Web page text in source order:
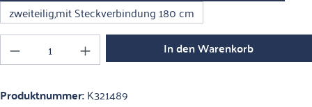
zweiteilig,mit Steckverbindung 180 cm
Produkt Anzahl: Gib den gewünschten Wert
In den Warenkorb
Produktnummer:K321489